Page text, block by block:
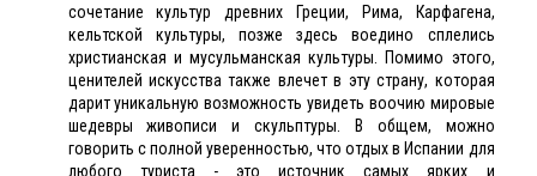
сочетание культур древних Греции, Рима, Карфагена,
кельтской культуры, позже здесь воедино сплелись
христианская и мусульманская культуры. Помимо этого,
ценителей искусства также влечет в эту страну, которая
дарит уникальную возможность увидеть воочию мировые
шедевры живописи и скульптуры. В общем, можно
говорить с полной уверенностью, что отдых в Испании для
любого туриста - это источник самых ярких и